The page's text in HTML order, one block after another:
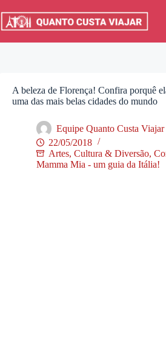
para
A beleza de Florença! Confira porquê
uma das mais belas cidades do mundo
Equipe Quanto Custa Viajar
22/05/2018
Artes, Cultura & Diversão,
Mamma Mia - um guia da Itália!